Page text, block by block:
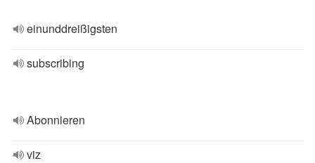
einunddreißigsten
subscribing
Abonnieren
viz